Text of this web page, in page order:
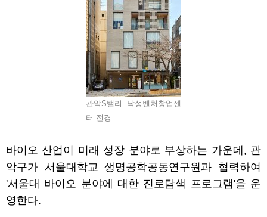
관악S밸리 낙성벤처창업센
터 전경
바이오 산업이 미래 성장 분야로 부상하는 가운데 , 관
악구가 서울대학교 생명공학공동연구원과 협력하여
'서울대 바이오 분야에 대한 진로탐색 프로그램'을 운
영한다.